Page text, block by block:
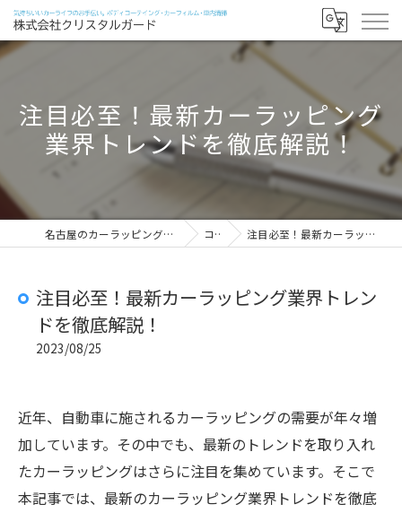
注目必至！最新カーラッピング
業界トレンドを徹底解説！
名古屋のカーラッピングなら株式会社クリスタルガード コラム 注目必至！最新カーラッピング業界トレンドを徹底解説！
注目必至！最新カーラッピング業界トレン
ドを徹底解説！
2023/08/25
近年、自動車に施されるカーラッピングの需要が年々増
加しています。その中でも、最新のトレンドを取り入れ
たカーラッピングはさらに注目を集めています。そこで
本記事では、最新のカーラッピング業界トレンドを徹底